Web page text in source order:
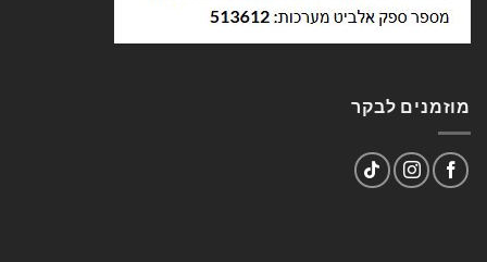
מוזמנים לבקר